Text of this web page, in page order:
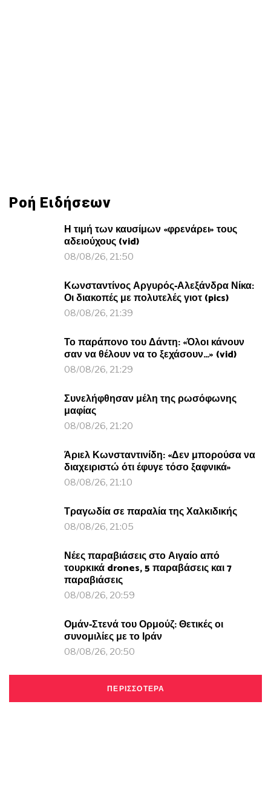
Ροή Ειδήσεων
Η τιμή των καυσίμων «φρενάρει» τους
αδειούχους (vid)
08/08/26, 21:50
Κωνσταντίνος Αργυρός-Αλεξάνδρα Νίκα:
Οι διακοπές με πολυτελές γιοτ (pics)
08/08/26, 21:39
Το παράπονο του Δάντη: «Όλοι κάνουν
σαν να θέλουν να το ξεχάσουν…» (vid)
08/08/26, 21:29
Συνελήφθησαν μέλη της ρωσόφωνης
μαφίας
08/08/26, 21:20
Άριελ Κωνσταντινίδη: «Δεν μπορούσα να
διαχειριστώ ότι έφυγε τόσο ξαφνικά»
08/08/26, 21:10
Τραγωδία σε παραλία της Χαλκιδικής
08/08/26, 21:05
Νέες παραβιάσεις στο Αιγαίο από
τουρκικά drones, 5 παραβάσεις και 7
παραβιάσεις
08/08/26, 20:59
Ομάν-Στενά του Ορμούζ: Θετικές οι
συνομιλίες με το Ιράν
08/08/26, 20:50
ΠΕΡΙΣΣΟΤΕΡΑ